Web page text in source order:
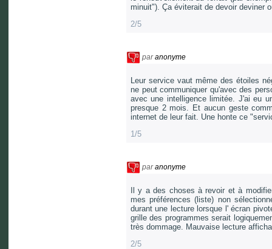
minuit"). Ça éviterait de devoir deviner
2/5
paranonyme
Leur service vaut même des étoiles
ne peut communiquer qu'avec des
avec une intelligence limitée. J'ai eu
presque 2 mois. Et aucun geste
internet de leur fait. Une honte ce
1/5
paranonyme
Il y a des choses à revoir et à
mes préférences (liste) non
durant une lecture lorsque l' écran
grille des programmes serait
très dommage. Mauvaise lecture
2/5